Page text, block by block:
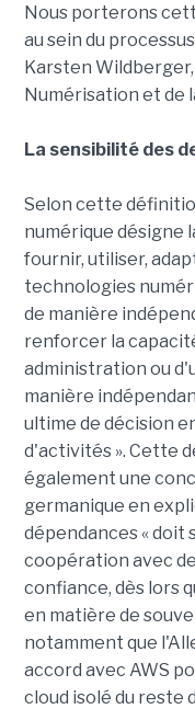
Nous porterons
au sein du
Karsten
Numérisation et de
La sensibilité des
Selon cette
numérique désigne
fournir, utiliser,
technologies
de manière
renforcer la
administration ou
manière
ultime de décision
d'activités ». Cette
également une
germanique en
dépendances « doit
coopération avec
confiance, dès lors
en matière de
notamment que
accord avec AWS
cloud isolé du reste